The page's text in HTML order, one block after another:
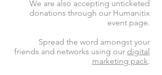
We are also accepting unticketed
donations through our Humanitix
event page.
Spread the word amongst your
friends and networks using our digital
marketing pack.